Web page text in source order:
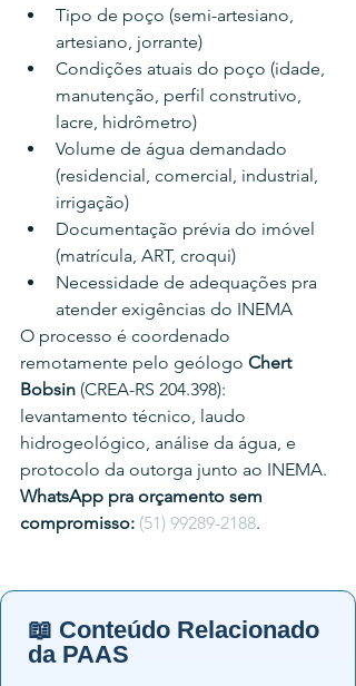
Tipo de poço (semi-artesiano,
artesiano, jorrante)
Condições atuais do poço (idade,
manutenção, perfil construtivo,
lacre, hidrômetro)
Volume de água demandado
(residencial, comercial, industrial,
irrigação)
Documentação prévia do imóvel
(matrícula, ART, croqui)
Necessidade de adequações pra
atender exigências do INEMA
O processo é coordenado
remotamente pelo geólogo Chert
Bobsin (CREA-RS 204.398):
levantamento técnico, laudo
hidrogeológico, análise da água, e
protocolo da outorga junto ao INEMA.
WhatsApp pra orçamento sem
compromisso: (51) 99289-2188.
📖 Conteúdo Relacionado
da PAAS